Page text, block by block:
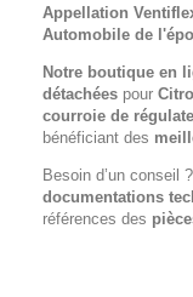
Appellation
Automobile de
Notre boutique en
détachées pour
courroie de
bénéficiant des
Besoin d’un conseil
documentations
références des